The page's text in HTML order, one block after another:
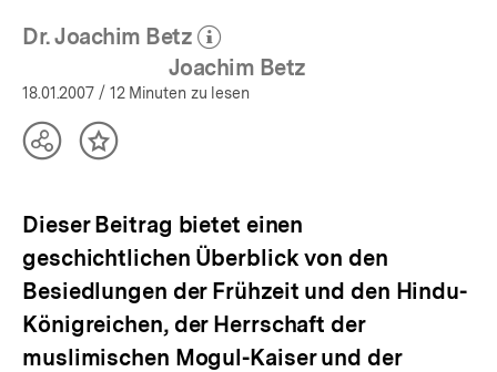
Dr. Joachim Betz
(Mehr zum Autor)
öffnen
Joachim Betz
18.01.2007 / 12 Minuten zu lesen
TeilenInhalt
Dieser Beitrag bietet einen
geschichtlichen Überblick von den
Besiedlungen der Frühzeit und den Hindu-
Königreichen, der Herrschaft der
muslimischen Mogul-Kaiser und der